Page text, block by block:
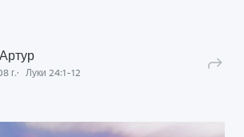
г. Луки 24:1-12